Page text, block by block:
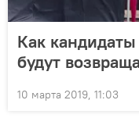
Как
будут
10 марта 2019, 11:03